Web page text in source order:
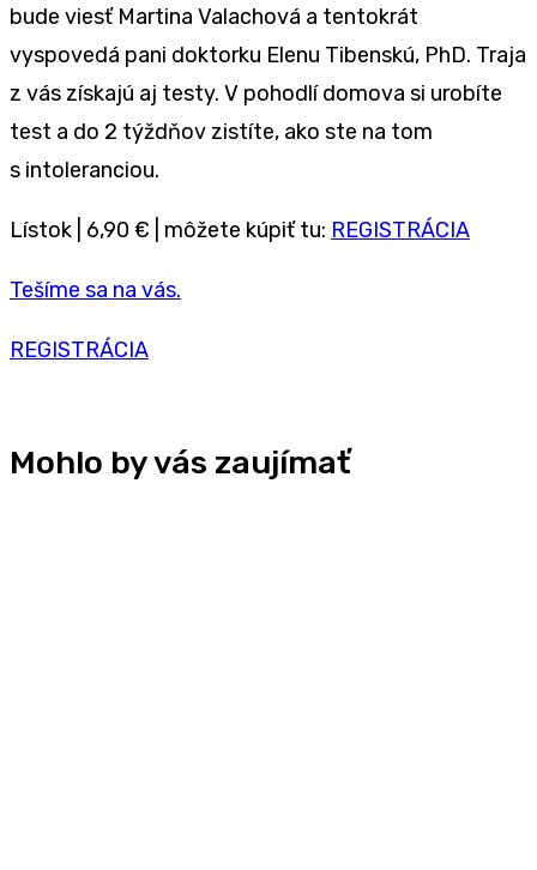
bude viesť Martina Valachová a tentokrát
vyspovedá pani doktorku Elenu Tibenskú, PhD. Traja
z vás získajú aj testy. V pohodlí domova si urobíte
test a do 2 týždňov zistíte, ako ste na tom
s intoleranciou.
Lístok | 6,90 € | môžete kúpiť tu: REGISTRÁCIA
Tešíme sa na vás.
REGISTRÁCIA
Mohlo by vás zaujímať